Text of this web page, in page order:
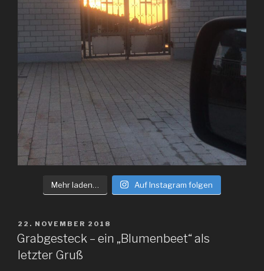
Mehr laden… Auf Instagram folgen
VERÖFFENTLICHT
AM
22. NOVEMBER 2018
Grabgesteck – ein „Blumenbeet“ als
letzter Gruß